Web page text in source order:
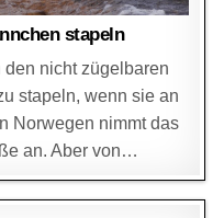
stapeln
den nicht zügelbaren
stapeln, wenn sie an
Norwegen nimmt das
an. Aber von…